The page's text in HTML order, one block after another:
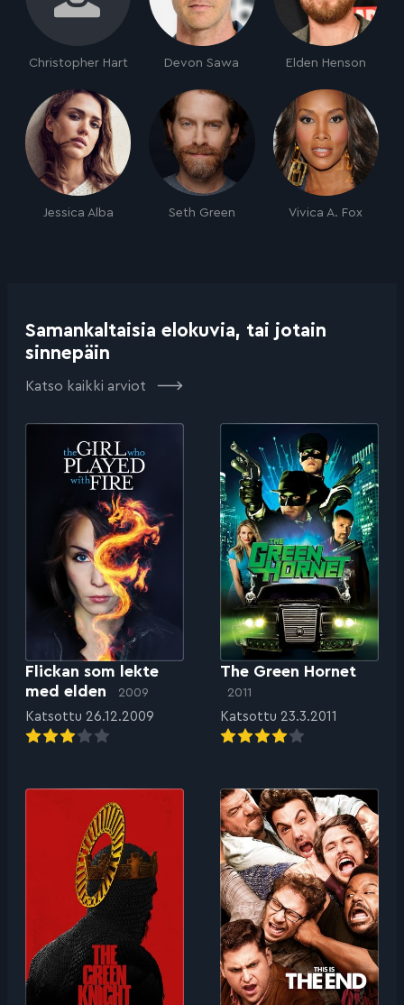
Christopher Hart Devon Sawa Elden Henson
Jessica Alba Seth Green Vivica A. Fox
Samankaltaisia elokuvia, tai jotain
sinnepäin
Katso kaikki arviot
Flickan som lekte
med elden
2009
Katsottu 26.12.2009
The Green Hornet
2011
Katsottu 23.3.2011